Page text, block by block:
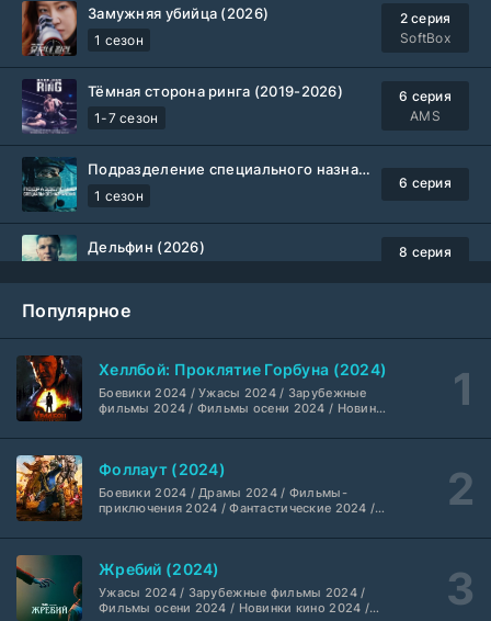
Замужняя убийца (2026)
1 сезон
2 серия
SoftBox
Тёмная сторона ринга (2019-2026)
1-7 сезон
6 серия
AMS
Подразделение специального назначения (2026)
1 сезон
6 серия
Дельфин (2026)
8 серия
Шугар (2026)
Укрытие (2026)
1-3 сезон
5 серия
HDrezka Studio
Мыс страха (2026)
1 сезон
Dragon Money Studio
Популярное
Хеллбой: Проклятие Горбуна (2024)
Боевики 2024 / Ужасы 2024 / Зарубежные
фильмы 2024 / Фильмы осени 2024 / Новинки
2024 / Американские фильмы / Фильмы
высоким рейтингом / Интересные фильмы /
Крутые фильмы / Популярные фильмы
Фоллаут (2024)
Боевики 2024 / Драмы 2024 / Фильмы-
приключения 2024 / Фантастические 2024 /
смотреть / Сериалы в 4K UHD / Американские
Жребий (2024)
Ужасы 2024 / Зарубежные фильмы 2024 /
Фильмы осени 2024 / Новинки кино 2024 /